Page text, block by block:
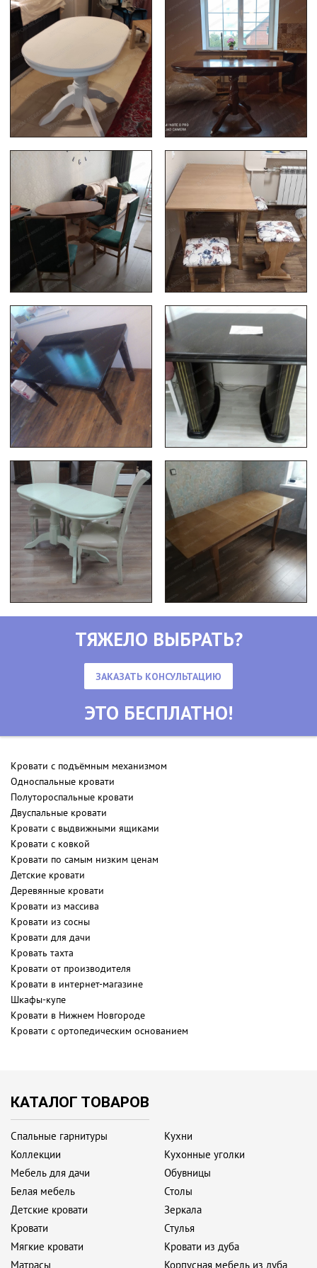
ТЯЖЕЛО ВЫБРАТЬ?
ЗАКАЗАТЬ КОНСУЛЬТАЦИЮ
ЭТО БЕСПЛАТНО!
Кровати с подъёмным механизмом
Односпальные кровати
Полутороспальные кровати
Двуспальные кровати
Кровати с выдвижными ящиками
Кровати с ковкой
Кровати по самым низким ценам
Детские кровати
Деревянные кровати
Кровати из массива
Кровати из сосны
Кровати для дачи
Кровать тахта
Кровати от производителя
Кровати в интернет-магазине
Шкафы-купе
Кровати в Нижнем Новгороде
Кровати с ортопедическим основанием
КАТАЛОГ ТОВАРОВ
Спальные гарнитуры
Коллекции
Мебель для дачи
Белая мебель
Детские кровати
Кровати
Мягкие кровати
Матрасы
Кухни
Кухонные уголки
Обувницы
Столы
Зеркала
Стулья
Кровати из дуба
Корпусная мебель из дуба